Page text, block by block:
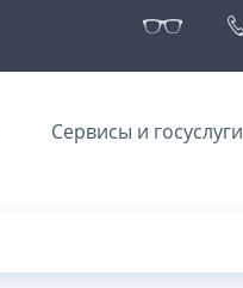
Сервисы и госуслуги